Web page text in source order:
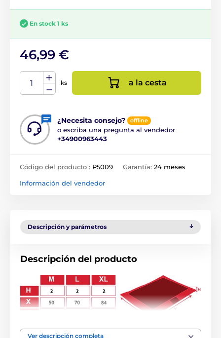
En stock 1 ks
46,99 €
ks a la cesta
¿Necesita consejo? offline
o escriba una pregunta al vendedor
+34900963443
Código del producto : P5009 Garantía: 24 meses
Información del vendedor
Descripción y parámetros
Descripción del producto
Todo perro debe tener su propio lugar donde relajarse
Ver descripción completa